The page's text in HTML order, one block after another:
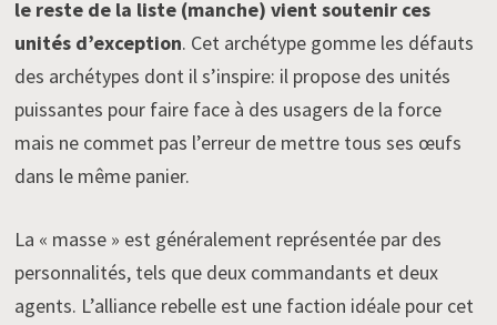
le reste de la liste (manche) vient soutenir ces
unités d’exception. Cet archétype gomme les défauts
des archétypes dont il s’inspire: il propose des unités
puissantes pour faire face à des usagers de la force
mais ne commet pas l’erreur de mettre tous ses œufs
dans le même panier.
La « masse » est généralement représentée par des
personnalités, tels que deux commandants et deux
agents. L’alliance rebelle est une faction idéale pour cet